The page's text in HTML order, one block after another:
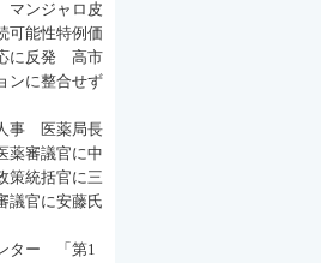
マンジャロ皮
可能性特例価
に反発 高市
ンに整合せず
事 医薬局長
薬審議官に中
統括官に三
議官に安藤氏
ター 「第1